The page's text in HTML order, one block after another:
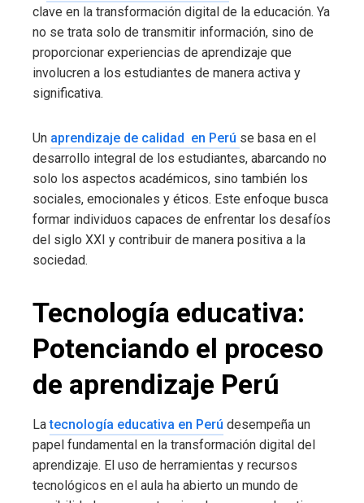
clave en la transformación digital de la educación. Ya
no se trata solo de transmitir información, sino de
proporcionar experiencias de aprendizaje que
involucren a los estudiantes de manera activa y
significativa.
Un aprendizaje de calidad en Perú se basa en el
desarrollo integral de los estudiantes, abarcando no
solo los aspectos académicos, sino también los
sociales, emocionales y éticos. Este enfoque busca
formar individuos capaces de enfrentar los desafíos
del siglo XXI y contribuir de manera positiva a la
sociedad.
Tecnología educativa:
Potenciando el proceso
de aprendizaje Perú
Latecnología educativa en Perú desempeña un
papel fundamental en la transformación digital del
aprendizaje. El uso de herramientas y recursos
tecnológicos en el aula ha abierto un mundo de